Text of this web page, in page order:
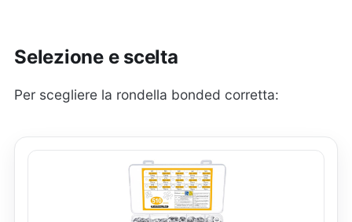
Selezione e scelta
Per scegliere la rondella bonded corretta: